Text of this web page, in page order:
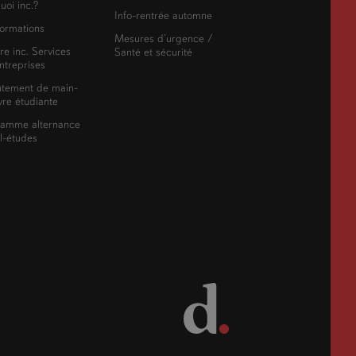
inc.?
inc. Services
de main-
étudiante
alternance
études
Info-rentrée automne
Mesures d’urgence /
Santé et sécurité